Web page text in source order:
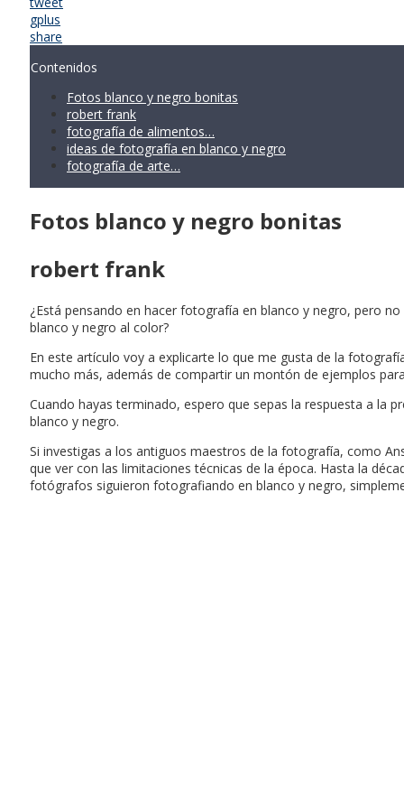
gplus
share
Contenidos
Fotos blanco y negro bonitas
robert frank
fotografía de alimentos…
ideas de fotografía en blanco y negro
fotografía de arte…
Fotos blanco y negro bonitas
robert frank
¿Está pensando en hacer fotografía en blanco y negro, pero
blanco y negro al color?
En este artículo voy a explicarte lo que me gusta de la
mucho más, además de compartir un montón de ejemplos
Cuando hayas terminado, espero que sepas la respuesta a la
blanco y negro.
Si investigas a los antiguos maestros de la fotografía, como
que ver con las limitaciones técnicas de la época. Hasta la
fotógrafos siguieron fotografiando en blanco y negro,